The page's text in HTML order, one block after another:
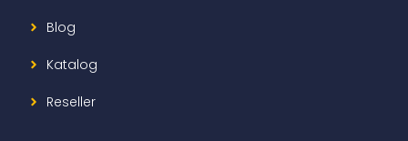
Blog
Katalog
Reseller